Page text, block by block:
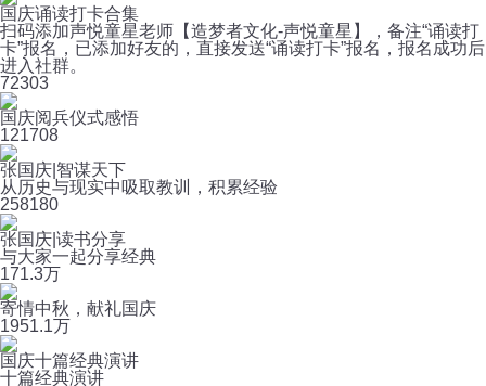
国庆诵读打卡合集
扫码添加声悦童星老师【造梦者文化-声悦童星】，备注“诵读打
卡”报名，已添加好友的，直接发送“诵读打卡”报名，报名成功后
进入社群。
72303
国庆阅兵仪式感悟
121708
张国庆|智谋天下
从历史与现实中吸取教训，积累经验
258180
张国庆|读书分享
与大家一起分享经典
171.3万
寄情中秋，献礼国庆
1951.1万
国庆十篇经典演讲
十篇经典演讲